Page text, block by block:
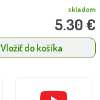
skladom
5.30 €
Vložiť do košíka